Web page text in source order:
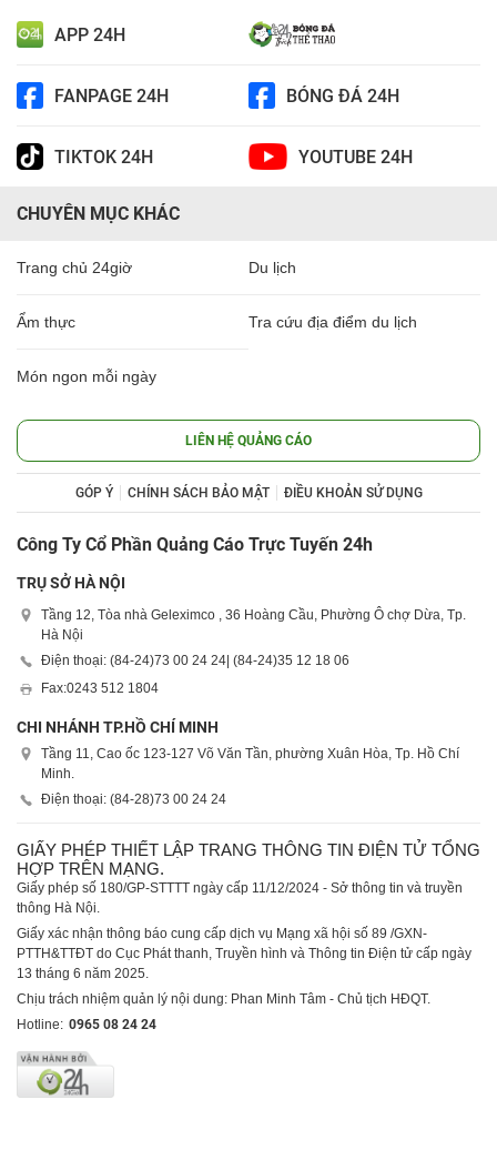
APP 24H
FANPAGE 24H BÓNG ĐÁ 24H
TIKTOK 24H YOUTUBE 24H
CHUYÊN MỤC KHÁC
Trang chủ 24giờ Du lịch
Ẩm thực Tra cứu địa điểm du lịch
Món ngon mỗi ngày
LIÊN HỆ QUẢNG CÁO
GÓP Ý CHÍNH SÁCH BẢO MẬT ĐIỀU KHOẢN SỬ DỤNG
Công Ty Cổ Phần Quảng Cáo Trực Tuyến 24h
TRỤ SỞ HÀ NỘI
Tầng 12, Tòa nhà Geleximco , 36 Hoàng Cầu, Phường Ô chợ Dừa, Tp.
Hà Nội
Điện thoại: (84-24)73 00 24 24 | (84-24)35 12 18 06
Fax:0243 512 1804
CHI NHÁNH TP.HỒ CHÍ MINH
Tầng 11, Cao ốc 123-127 Võ Văn Tần, phường Xuân Hòa, Tp. Hồ Chí
Minh.
Điện thoại: (84-28)73 00 24 24
GIẤY PHÉP THIẾT LẬP TRANG THÔNG TIN ĐIỆN TỬ TỔNG
HỢP TRÊN MẠNG.
Giấy phép số 180/GP-STTTT ngày cấp 11/12/2024 - Sở thông tin và truyền
thông Hà Nội.
Giấy xác nhận thông báo cung cấp dịch vụ Mạng xã hội số 89 /GXN-
PTTH&TTĐT do Cục Phát thanh, Truyền hình và Thông tin Điện tử cấp ngày
13 tháng 6 năm 2025.
Chịu trách nhiệm quản lý nội dung: Phan Minh Tâm - Chủ tịch HĐQT.
Hotline: 0965 08 24 24